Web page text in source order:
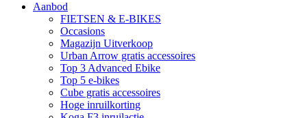
Aanbod
FIETSEN & E-BIKES
Occasions
Magazijn Uitverkoop
Urban Arrow gratis accessoires
Top 3 Advanced Ebike
Top 5 e-bikes
Cube gratis accessoires
Hoge inruilkorting